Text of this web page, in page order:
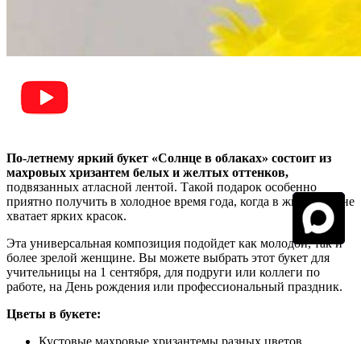
По-летнему яркий букет «Солнце в облаках» состоит из
махровых хризантем белых и желтых оттенков,
подвязанных атласной лентой. Такой подарок особенно
приятно получить в холодное время года, когда в жизни так не
хватает ярких красок.
Эта универсальная композиция подойдет как молодой, так и
более зрелой женщине. Вы можете выбрать этот букет для
учительницы на 1 сентября, для подруги или коллеги по
работе, на День рождения или профессиональный праздник.
Цветы в букете:
Кустовые махровые хризантемы разных цветов